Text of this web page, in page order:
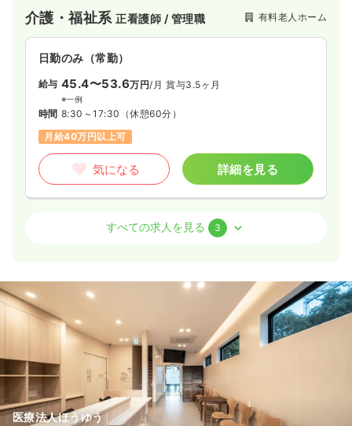
護士による訪問ケア対応が可能な『医療特化型施設』となって
います。医療依存度が高い方に向けた新しいお住まいの提案を
しています。
介護・福祉系正看護師 / 管理職 有料老人ホーム
日勤のみ（常勤）
給与 45.4〜53.6万円/月 賞与3.5ヶ月
※一例
時間 8:30～17:30 （休憩60分）
月給40万円以上可
気になる 詳細を見る
正看護師
37.8〜46.3 賞与3.5ヶ月
時間 8:30～17:30（休憩60分）
担当業務未経験可
月給40万円以上可
気になる
すべての求人を見る 3
医療法人ほうゆう